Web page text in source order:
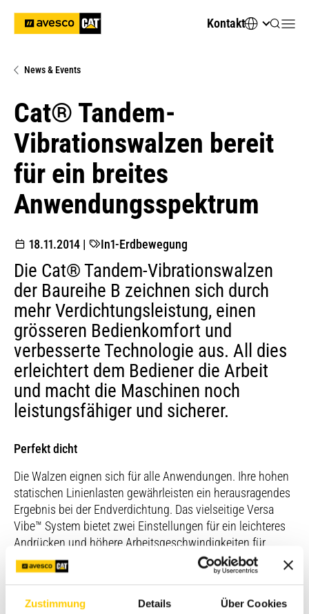
Zustimmung Details Über Cookies
Kontakt
News & Events
Cat® Tandem-
Vibrationswalzen bereit
für ein breites
Anwendungsspektrum
18.11.2014 | In1-Erdbewegung
Die Cat® Tandem-Vibrationswalzen
der Baureihe B zeichnen sich durch
mehr Verdichtungsleistung, einen
grösseren Bedienkomfort und
verbesserte Technologie aus. All dies
erleichtert dem Bediener die Arbeit
und macht die Maschinen noch
leistungsfähiger und sicherer.
Perfekt dicht
Die Walzen eignen sich für alle Anwendungen. Ihre hohen
statischen Linienlasten gewährleisten ein herausragendes
Ergebnis bei der Endverdichtung. Das vielseitige Versa
Vibe™ System bietet zwei Einstellungen für ein leichteres
Andrücken und höhere Arbeitsgeschwindigkeiten für
kleine Schichtdicken und zwei Einstellungen für stärkeres
Andrücken und niedrigere Arbeitsgeschwindigkeiten für